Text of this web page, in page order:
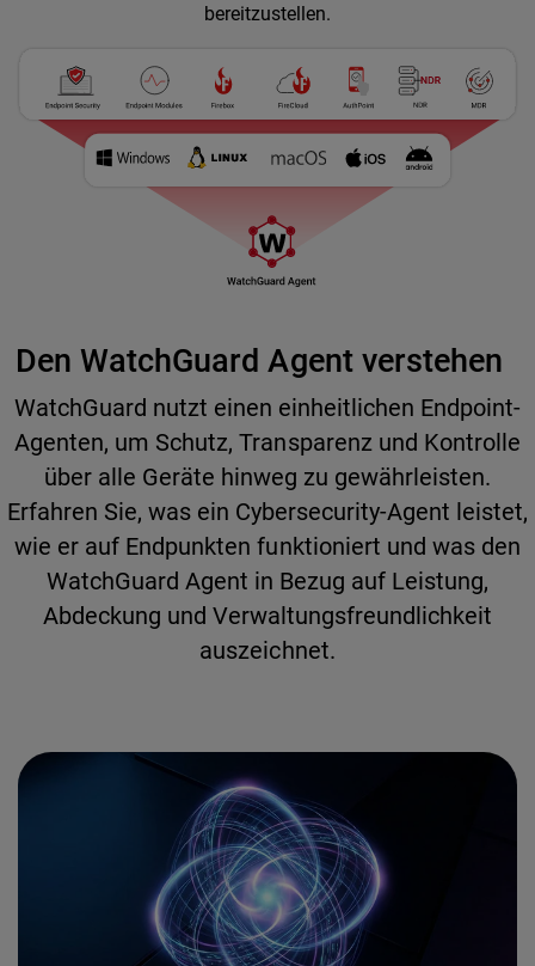
bereitzustellen.
Den WatchGuard Agent verstehen
WatchGuard nutzt einen einheitlichen Endpoint-
Agenten, um Schutz, Transparenz und Kontrolle
über alle Geräte hinweg zu gewährleisten.
Erfahren Sie, was ein Cybersecurity-Agent leistet,
wie er auf Endpunkten funktioniert und was den
WatchGuard Agent in Bezug auf Leistung,
Abdeckung und Verwaltungsfreundlichkeit
auszeichnet.